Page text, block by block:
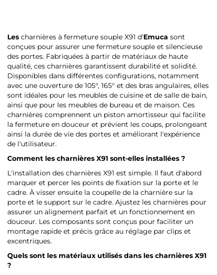
Les charnières à fermeture souple X91 d'Emuca sont
conçues pour assurer une fermeture souple et silencieuse
des portes. Fabriquées à partir de matériaux de haute
qualité, ces charnières garantissent durabilité et solidité.
Disponibles dans différentes configurations, notamment
avec une ouverture de 105°, 165° et des bras angulaires, elles
sont idéales pour les meubles de cuisine et de salle de bain,
ainsi que pour les meubles de bureau et de maison. Ces
charnières comprennent un piston amortisseur qui facilite
la fermeture en douceur et prévient les coups, prolongeant
ainsi la durée de vie des portes et améliorant l'expérience
de l'utilisateur.
Comment les charnières X91 sont-elles installées ?
L'installation des charnières X91 est simple. Il faut d'abord
marquer et percer les points de fixation sur la porte et le
cadre. À visser ensuite la coupelle de la charnière sur la
porte et le support sur le cadre. Ajustez les charnières pour
assurer un alignement parfait et un fonctionnement en
douceur. Les composants sont conçus pour faciliter un
montage rapide et précis grâce au réglage par clips et
excentriques.
Quels sont les matériaux utilisés dans les charnières X91
?